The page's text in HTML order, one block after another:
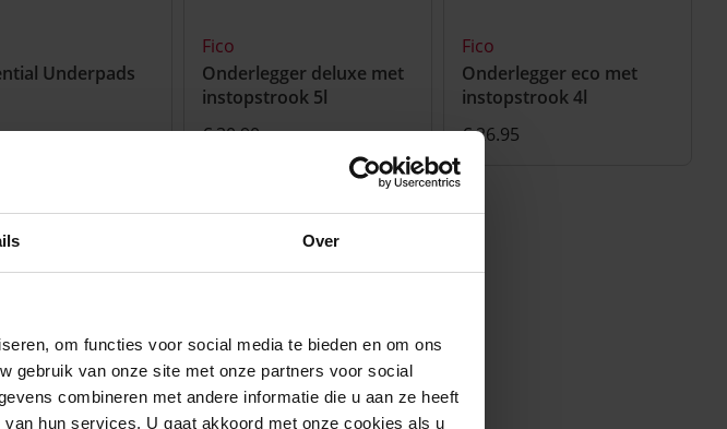
Over
om functies voor social media te bieden en om ons
gebruik van onze site met onze partners voor social
combineren met andere informatie die u aan ze heeft
hun services. U gaat akkoord met onze cookies als u
Underpads
Fico
Onderlegger deluxe met
instopstrook 5l
€ 30.90
Fico
Onderlegger eco met
instopstrook 4l
€ 26.95